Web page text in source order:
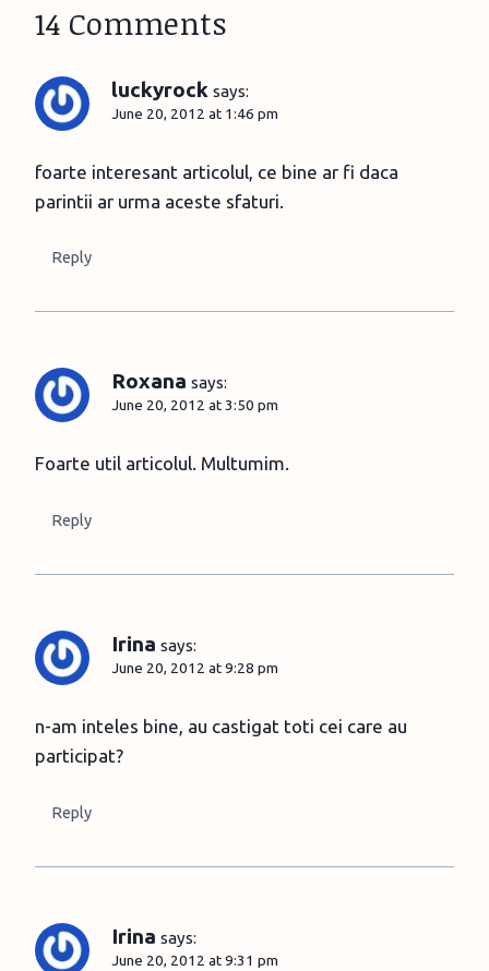
14 Comments
luckyrock says:
June 20, 2012 at 1:46 pm
foarte interesant articolul, ce bine ar fi daca
parintii ar urma aceste sfaturi.
Reply
Roxana says:
June 20, 2012 at 3:50 pm
Foarte util articolul. Multumim.
Reply
Irina says:
June 20, 2012 at 9:28 pm
n-am inteles bine, au castigat toti cei care au
participat?
Reply
Irina says:
June 20, 2012 at 9:31 pm